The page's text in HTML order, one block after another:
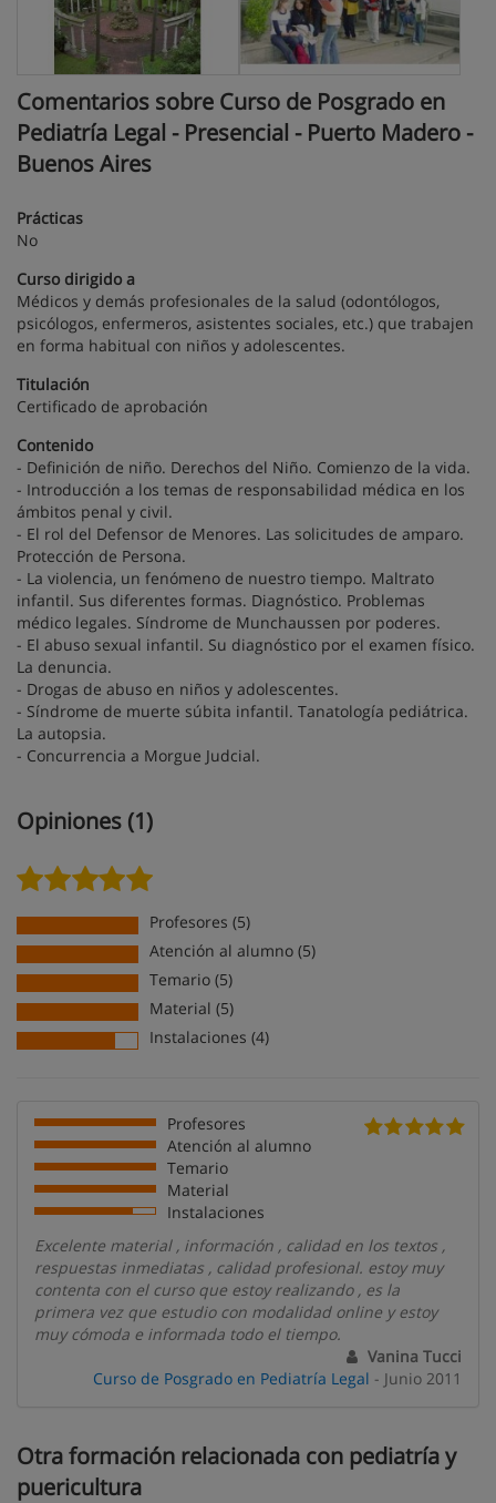
Comentarios sobre Curso de Posgrado en
Pediatría Legal - Presencial - Puerto Madero -
Buenos Aires
Prácticas
No
Curso dirigido a
Médicos y demás profesionales de la salud (odontólogos,
psicólogos, enfermeros, asistentes sociales, etc.) que trabajen
en forma habitual con niños y adolescentes.
Titulación
Certificado de aprobación
Contenido
- Definición de niño. Derechos del Niño. Comienzo de la vida.
- Introducción a los temas de responsabilidad médica en los
ámbitos penal y civil.
- El rol del Defensor de Menores. Las solicitudes de amparo.
Protección de Persona.
- La violencia, un fenómeno de nuestro tiempo. Maltrato
infantil. Sus diferentes formas. Diagnóstico. Problemas
médico legales. Síndrome de Munchaussen por poderes.
- El abuso sexual infantil. Su diagnóstico por el examen físico.
La denuncia.
- Drogas de abuso en niños y adolescentes.
- Síndrome de muerte súbita infantil. Tanatología pediátrica.
La autopsia.
- Concurrencia a Morgue Judcial.
Opiniones (1)
Profesores (5)
Atención al alumno (5)
Temario (5)
Material (5)
Instalaciones (4)
Profesores
Atención al alumno
Temario
Material
Instalaciones
Excelente material , información , calidad en los textos ,
respuestas inmediatas , calidad profesional. estoy muy
contenta con el curso que estoy realizando , es la
primera vez que estudio con modalidad online y estoy
muy cómoda e informada todo el tiempo.
Vanina Tucci
Curso de Posgrado en Pediatría Legal - Junio 2011
Otra formación relacionada con pediatría y
puericultura